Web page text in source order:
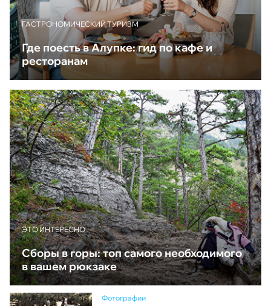
ГАСТРОНОМИЧЕСКИЙ ТУРИЗМ
Где поесть в Алупке: гид по кафе и
ресторанам
ЭТО ИНТЕРЕСНО
Сборы в горы: топ самого необходимого
в вашем рюкзаке
Фотографии